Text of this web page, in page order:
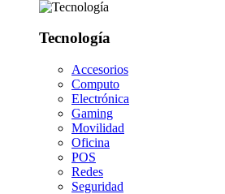
Tecnología
Accesorios
Computo
Electrónica
Gaming
Movilidad
Oficina
POS
Redes
Seguridad